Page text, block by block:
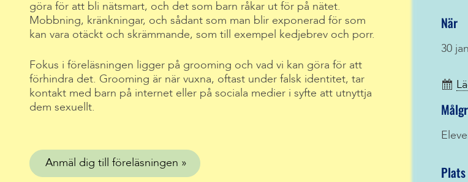
göra för att bli nätsmart, och det som barn råkar ut för på nätet.
Mobbning, kränkningar, och sådant som man blir exponerad för som
kan vara otäckt och skrämmande, som till exempel kedjebrev och porr.
Fokus i föreläsningen ligger på grooming och vad vi kan göra för att
förhindra det. Grooming är när vuxna, oftast under falsk identitet, tar
kontakt med barn på internet eller på sociala medier i syfte att utnyttja
dem sexuellt.
Anmäl dig till föreläsningen
När
30
Plats